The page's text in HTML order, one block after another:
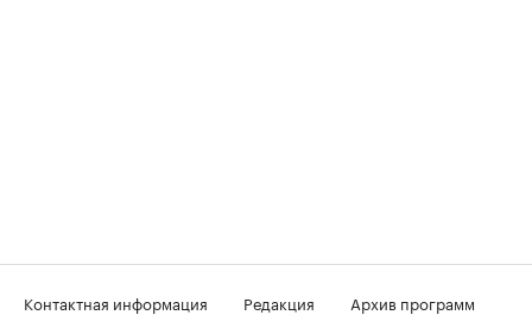
Контактная информация Редакция
Архив программ